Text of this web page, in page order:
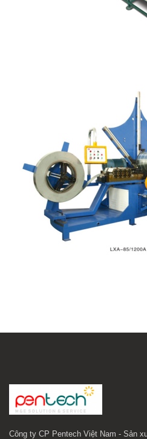
Công ty CP Pentech Việt Nam - Sản